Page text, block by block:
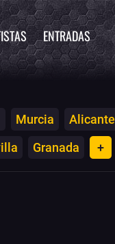
ENTRADAS
Murcia Alicante
Granada +